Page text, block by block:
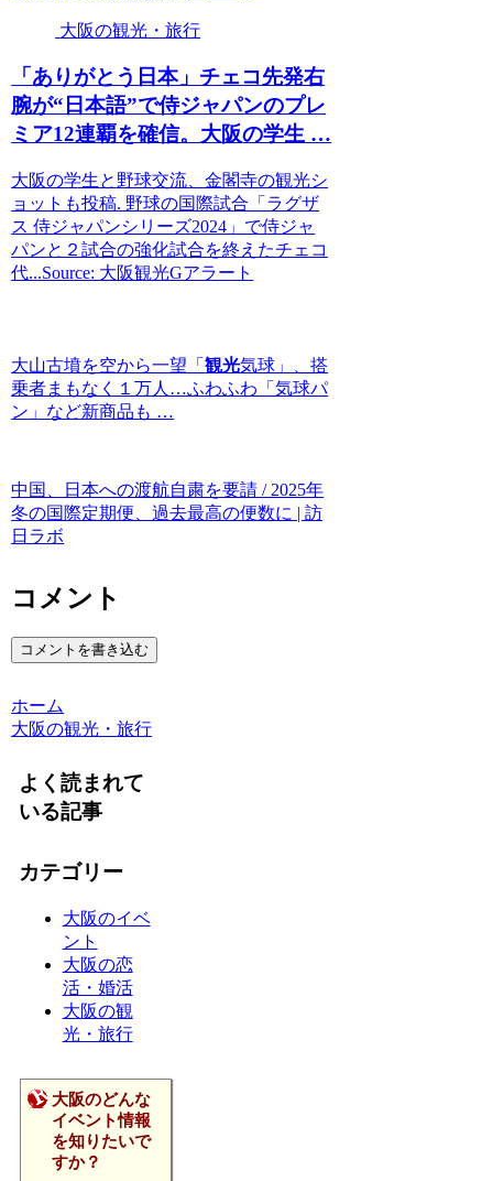
大阪の観光・旅行
「ありがとう日本」チェコ先発右
腕が“日本語”で侍ジャパンのプレ
ミア12連覇を確信。 大阪の学生 …
大阪の学生と野球交流、金閣寺の観光シ
ョットも投稿. 野球の国際試合「ラグザ
ス 侍ジャパンシリーズ2024」で侍ジャ
パンと２試合の強化試合を終えたチェコ
代...Source: 大阪観光Gアラート
大山古墳を空から一望「観光気球」、搭
乗者まもなく１万人…ふわふわ「気球パ
ン」など新商品も …
中国、日本への渡航自粛を要請 / 2025年
冬の国際定期便、過去最高の便数に | 訪
日ラボ
コメント
コメントを書き込む
ホーム
大阪の観光・旅行
よく読まれて
いる記事
カテゴリー
大阪のイベ
ント
大阪の恋
活・婚活
大阪の観
光・旅行
大阪のどんな
イベント情報
を知りたいで
すか？